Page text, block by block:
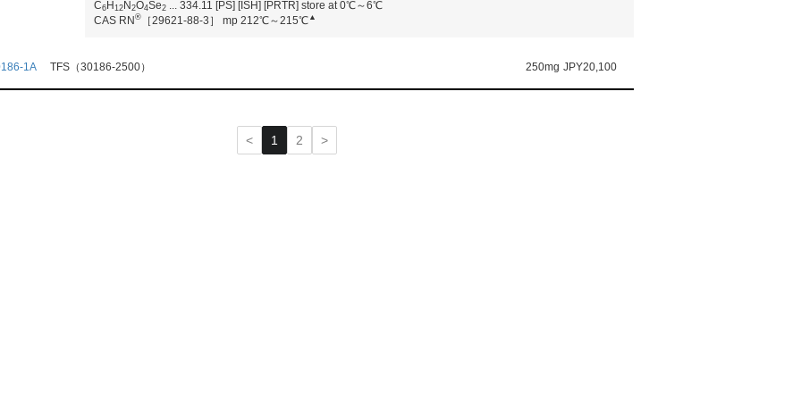
C6H 12N 2O4Se2 ... 334.11 [PS] [ISH] [PRTR] store at 0℃～6℃
CAS RN ®［29621-88-3］ mp 212℃～215℃▲
1A TFS（30186-2500） 250mg JPY20,100
< 1 2 >